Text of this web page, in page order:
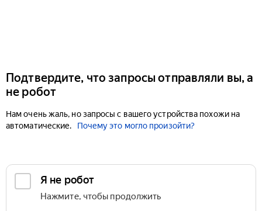
Подтвердите, что запросы отправляли вы, а
не робот
Нам очень жаль, но запросы с вашего устройства похожи на
автоматические.
Почему это могло произойти?